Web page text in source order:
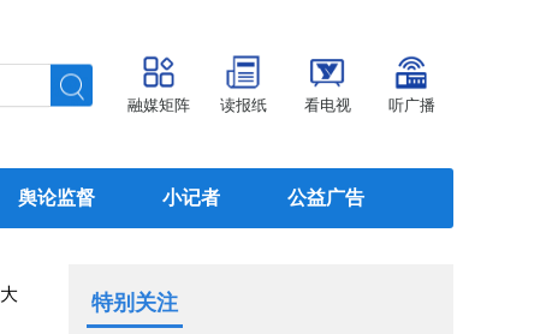
融媒矩阵 读报纸 看电视 听广播
舆论监督 小记者 公益广告
大 特别关注